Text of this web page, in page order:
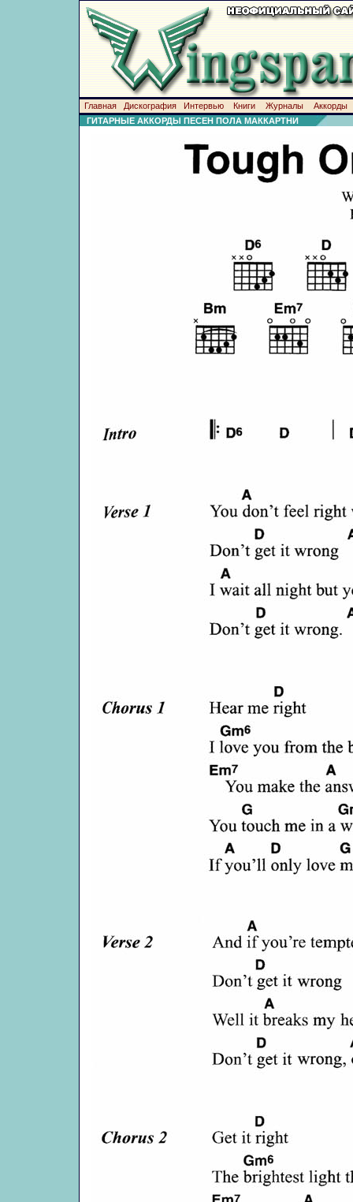
Главная Дискография Интервью Книги Журналы
Аккорды
ГИТАРНЫЕ АККОРДЫ ПЕСЕН ПОЛА МАККАРТНИ